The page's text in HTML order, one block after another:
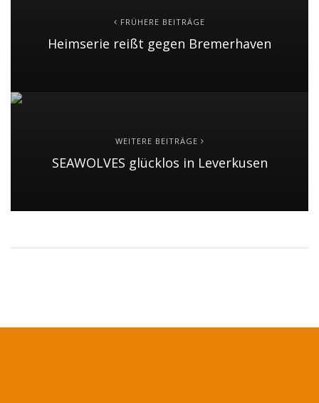
FRÜHERE BEITRÄGE
Heimserie reißt gegen Bremerhaven
WEITERE BEITRÄGE
SEAWOLVES glücklos in Leverkusen